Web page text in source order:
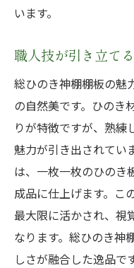
職人の技が詰
手作りの魅
総ひのき神棚棚
な仕上げ
微細な彫刻
滑らかな仕
職人技が生
滑らかな触
精密な彫刻が
います。
職人技が引き立て
総ひのき神棚棚板の魅
の自然美です。ひのき
りが特徴ですが、熟練
魅力が引き出されてい
は、一枚一枚のひのき
成品に仕上げます。こ
最大限に活かされ、視
なります。総ひのき神
しさが融合した逸品です